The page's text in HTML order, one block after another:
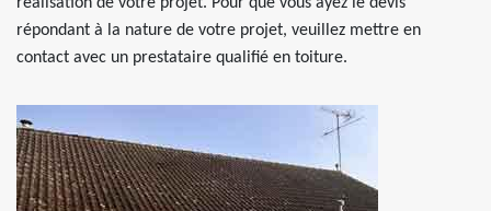
répondant à la nature de votre projet, veuillez mettre en
contact avec un prestataire qualifié en toiture.